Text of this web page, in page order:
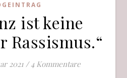
ist keine
Rassismus.“
2021 / 4 Kommentare